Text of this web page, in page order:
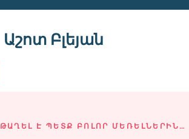
Աշոտ Բլեյան
ԹԱՂԵԼ Է ՊԵՏՔ ԲՈԼՈՐ ՄԵՌԵԼՆԵՐԻՆ…